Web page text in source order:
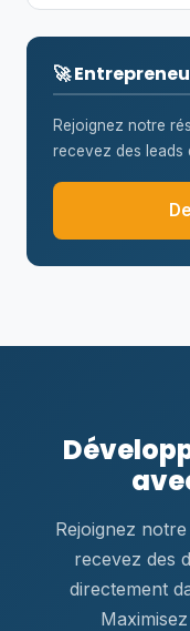
🚀
Rejoignez notre
recevez des leads
Rejoignez
recevez des
directement